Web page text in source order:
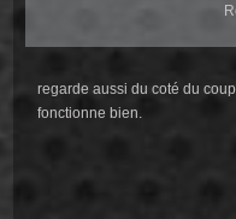
regarde aussi du coté du
fonctionne bien.